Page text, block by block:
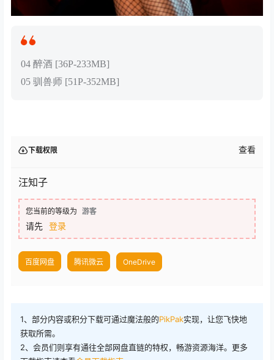
04 醉酒 [36P-233MB]
05 驯兽师 [51P-352MB]
下载权限 查看
汪知子
您当前的等级为 游客
请先 登录
百度网盘 腾讯微云 OneDrive
1、部分内容或积分下载可通过魔法般的PikPak实现，让您飞快地
获取所需。
2、会员们则享有通往全部网盘直链的特权，畅游资源海洋。更多